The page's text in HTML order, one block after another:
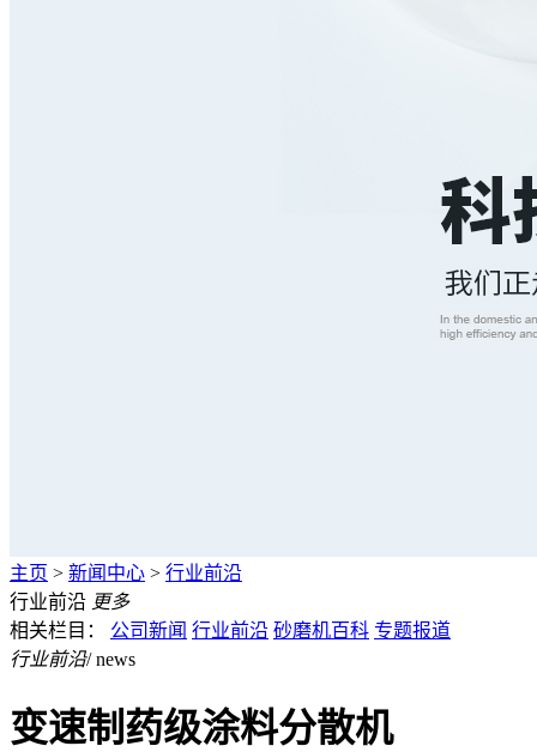
主页 > 新闻中心 > 行业前沿
行业前沿 更多
相关栏目：
公司新闻 行业前沿 砂磨机百科 专题报道
行业前沿/ news
变速制药级涂料分散机